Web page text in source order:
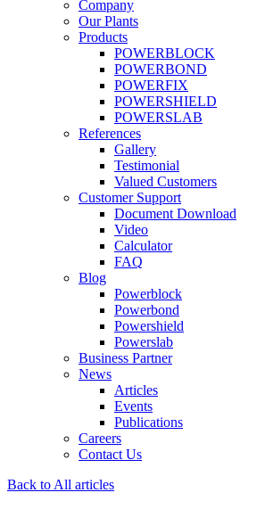
Company
Our Plants
Products
POWERBLOCK
POWERBOND
POWERFIX
POWERSHIELD
POWERSLAB
References
Gallery
Testimonial
Valued Customers
Customer Support
Document Download
Video
Calculator
FAQ
Blog
Powerblock
Powerbond
Powershield
Powerslab
Business Partner
News
Articles
Events
Publications
Careers
Contact Us
Back to All articles